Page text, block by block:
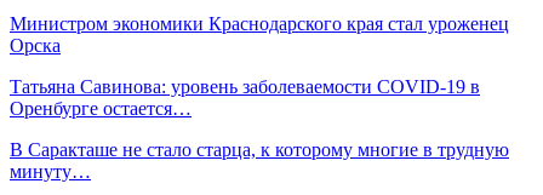
Министром экономики Краснодарского края стал уроженец
Орска
Татьяна Савинова: уровень заболеваемости COVID-19 в
Оренбурге остается…
В Саракташе не стало старца, к которому многие в трудную
минуту…